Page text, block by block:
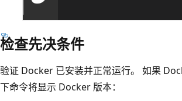
检查先决条件
验证 Docker 已安装并正常运行。 如果
下命令将显示 Docker 版本：